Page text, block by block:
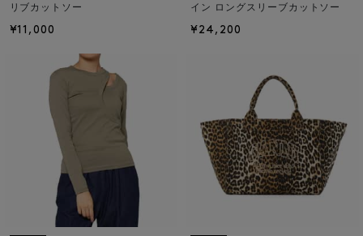
リブカットソー
¥11,000
イン ロングスリーブカットソー
¥24,200